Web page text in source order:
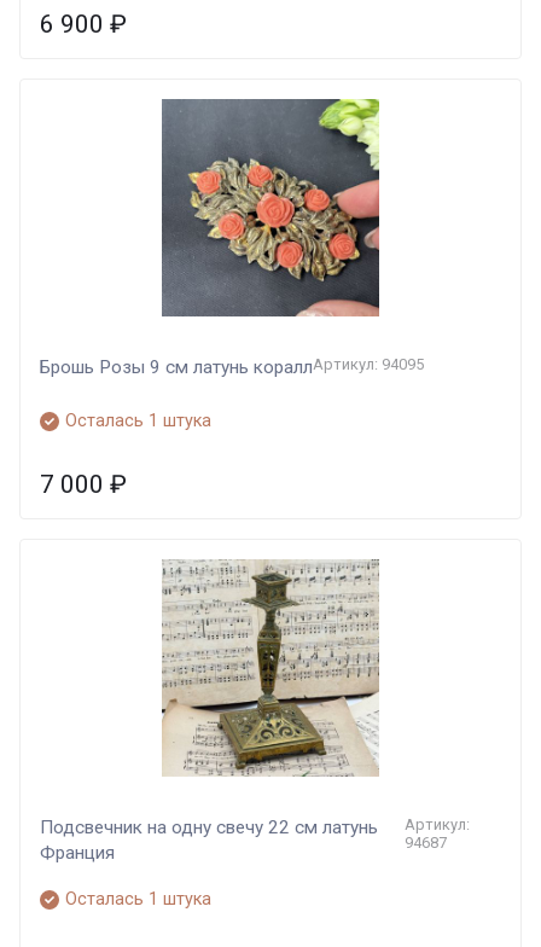
6 900 ₽
Брошь Розы 9 см латунь кораллАртикул: 94095
Осталась 1 штука
7 000 ₽
Подсвечник на одну свечу 22 см латунь
Франция
Артикул:
94687
Осталась 1 штука